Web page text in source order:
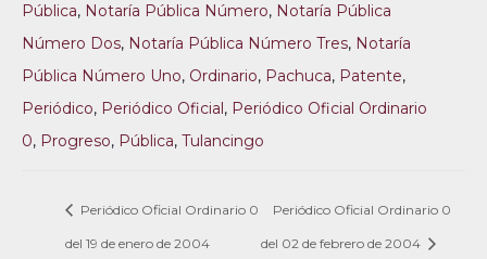
Pública, Notaría Pública Número, Notaría Pública
Número Dos, Notaría Pública Número Tres, Notaría
Pública Número Uno, Ordinario, Pachuca, Patente,
Periódico, Periódico Oficial, Periódico Oficial Ordinario
0, Progreso, Pública, Tulancingo
Periódico Oficial Ordinario 0
del 19 de enero de 2004
Periódico Oficial Ordinario 0
del 02 de febrero de 2004